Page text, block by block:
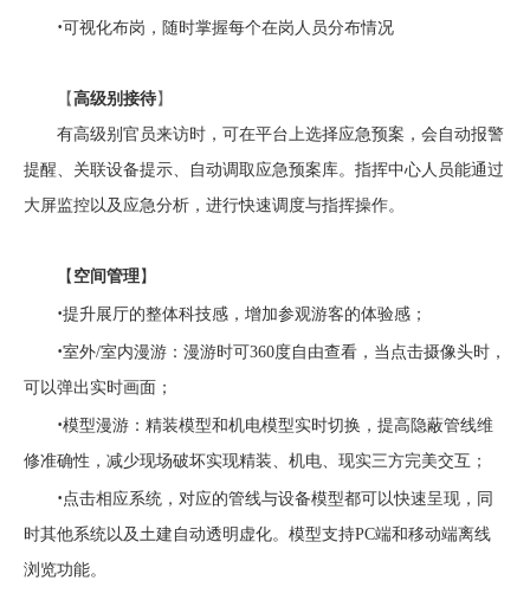
·可视化布岗，随时掌握每个在岗人员分布情况
【高级别接待】
有高级别官员来访时，可在平台上选择应急预案，会自动报警
提醒、关联设备提示、自动调取应急预案库。指挥中心人员能通过
大屏监控以及应急分析，进行快速调度与指挥操作。
【 空间管理】
·提升展厅的整体科技感，增加参观游客的体验感；
·室外/室内漫游 ：漫游时可360度自由查看，当点击摄像头时，
可以弹出实时画面；
·模型漫游：精装模型和机电模型实时切换，提高隐蔽管线维
修准确性，减少现场破坏实现精装、机电、现实三方完美交互；
· 点击相应系统，对应的管线与设备模型都可以快速呈现，同
时其他系统以及土建自动透明虚化。模型支持PC端和移动端离线
浏览功能。